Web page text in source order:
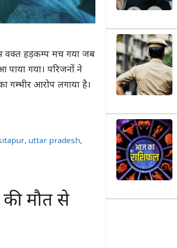
वक्त हड़कम्प मच गया जब
गया। परिजनों ने
गम्भीर आरोप लगाया है।
,uttar pradesh,
मौत से